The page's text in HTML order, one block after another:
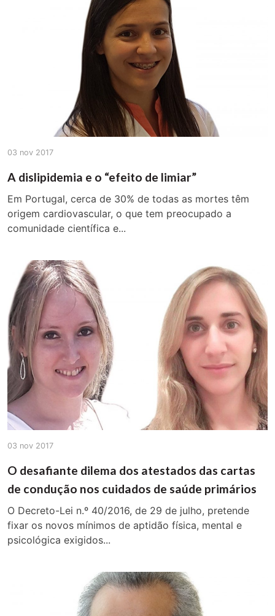
03 nov 2017
A dislipidemia e o “efeito de limiar”
Em Portugal, cerca de 30% de todas as mortes têm
origem cardiovascular, o que tem preocupado a
comunidade científica e...
03 nov 2017
O desafiante dilema dos atestados das cartas
de condução nos cuidados de saúde primários
O Decreto-Lei n.º 40/2016, de 29 de julho, pretende
fixar os novos mínimos de aptidão física, mental e
psicológica exigidos...